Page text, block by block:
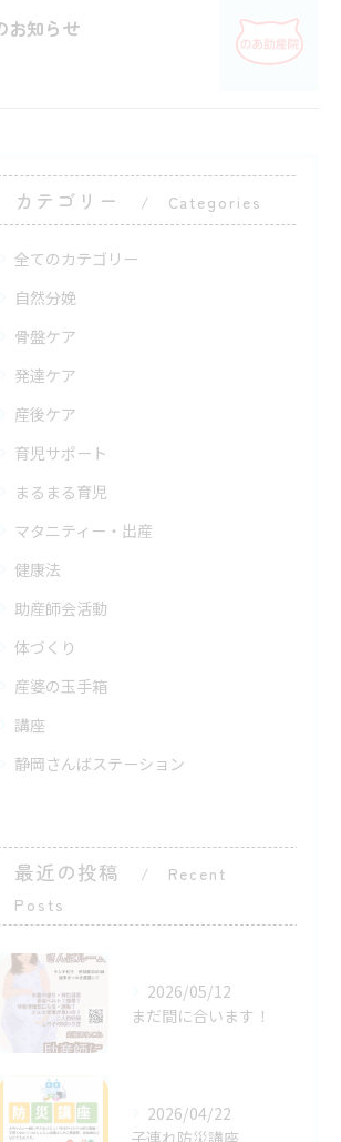
お知らせ
カテゴリー Categories
全てのカテゴリー
自然分娩
骨盤ケア
発達ケア
産後ケア
育児サポート
まるまる育児
マタニティー・出産
健康法
助産師会活動
体づくり
産婆の玉手箱
講座
静岡さんばステーション
最近の投稿
Recent
Posts
2026/05/12
まだ間に合います！
2026/04/22
子連れ防災講座